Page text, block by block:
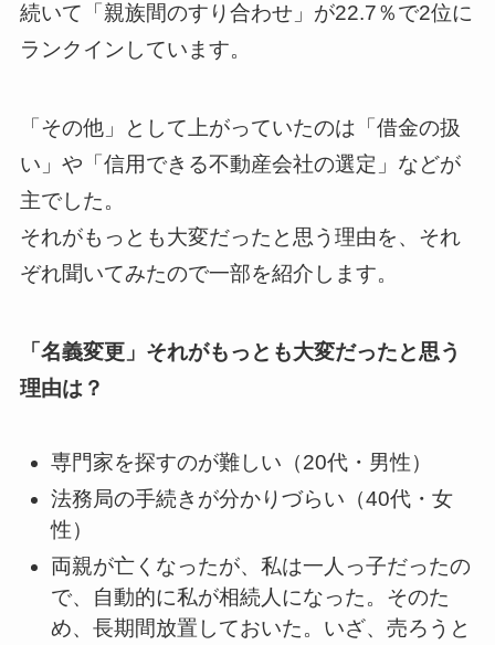
続いて「親族間のすり合わせ」が22.7％で2位に
ランクインしています。
「その他」として上がっていたのは「借金の扱
い」や「信用できる不動産会社の選定」などが
主でした。
それがもっとも大変だったと思う理由を、それ
ぞれ聞いてみたので一部を紹介します。
「名義変更」それがもっとも大変だったと思う
理由は？
専門家を探すのが難しい（20代・男性）
法務局の手続きが分かりづらい（40代・女
性）
両親が亡くなったが、私は一人っ子だったの
で、自動的に私が相続人になった。そのた
め、長期間放置しておいた。いざ、売ろうと